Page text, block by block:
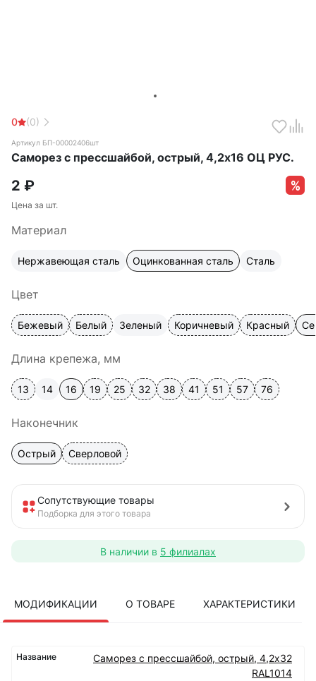
0 (0)
Артикул БП-00002406шт
Саморез с прессшайбой, острый, 4,2х16 ОЦ РУС.
2 ₽
Цена за шт.
Материал
Нержавеющая сталь Оцинкованная сталь Сталь
Цвет
Бежевый Белый Зеленый Коричневый Красный
Длина крепежа, мм
13 14 16 19 25 32 38 41 51 57 76
Наконечник
Острый Сверловой
Сопутствующие товары
Подборка для этого товара
В наличии в 5 филиалах
МОДИФИКАЦИИ О ТОВАРЕ ХАРАКТЕРИСТИКИ
Саморез с прессшайбой, острый, 4,2х32
RAL1014